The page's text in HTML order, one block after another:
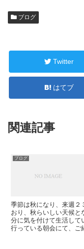
ブログ
Twitter
はてブ
関連記事
ブログ
季節は秋になり、来週２
おり、秋らいしい天候
分に気を付けて生活して
行っている朝会にて、ご